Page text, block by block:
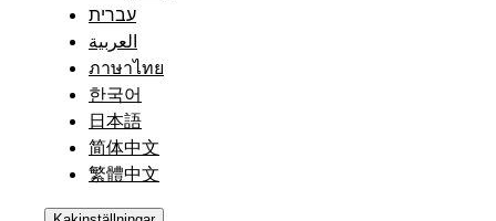
עברית
العربية
ภาษาไทย
한국어
日本語
简体中文
繁體中文